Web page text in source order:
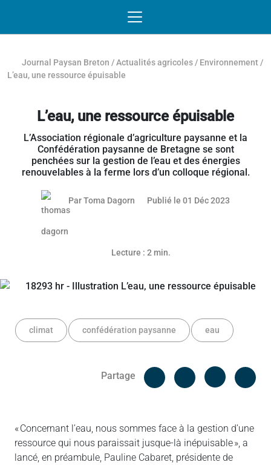
Journal Paysan Breton /Actualités agricoles / Environnement /
L’eau, une ressource épuisable
L’eau, une ressource épuisable
L’Association régionale d’agriculture paysanne et la
Confédération paysanne de Bretagne se sont
penchées sur la gestion de l’eau et des énergies
renouvelables à la ferme lors d’un colloque régional.
ParToma Dagorn Publié le 01 Déc 2023
Lecture : 2 min.
climat confédération paysanne eau
Partage
Facebook
« Concernant l’eau, nous sommes face à la gestion d’une
ressource qui nous paraissait jusque-là inépuisable », a
lancé, en préambule, Pauline Cabaret, présidente de